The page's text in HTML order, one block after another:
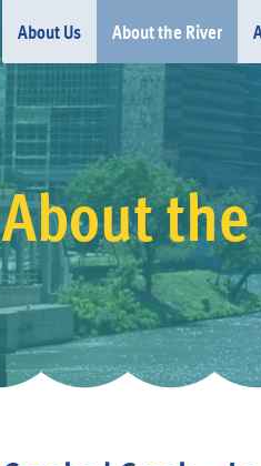
About Us About the River
About